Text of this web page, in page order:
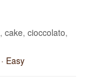
, cake, cioccolato,
· Easy